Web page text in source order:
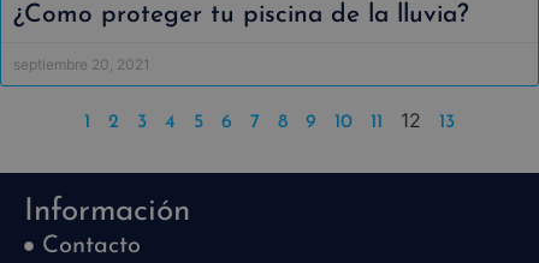
¿Como proteger tu piscina de la lluvia?
septiembre 20, 2021
1 2 3 4 5 6 7 8 9 10 11 12 13
Información
Contacto